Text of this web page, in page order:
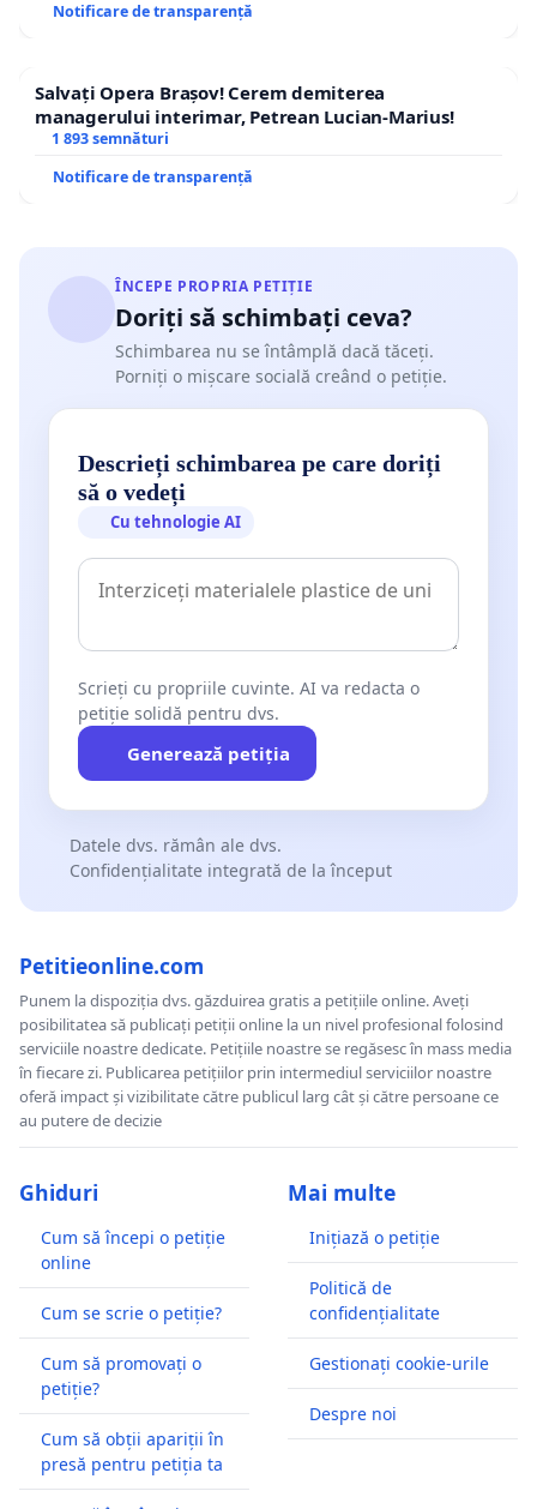
Notificare de transparență
Salvați Opera Brașov! Cerem demiterea
managerului interimar, Petrean Lucian-Marius!
1 893 semnături
Notificare de transparență
ÎNCEPE PROPRIA PETIȚIE
Doriți să schimbați ceva?
Schimbarea nu se întâmplă dacă tăceți.
Porniți o mișcare socială creând o petiție.
Descrieți schimbarea pe care doriți
să o vedeți
Cu tehnologie AI
Scrieți cu propriile cuvinte. AI va redacta o
petiție solidă pentru dvs.
Generează petiția
Datele dvs. rămân ale dvs.
Confidențialitate integrată de la început
Petitieonline.com
Punem la dispoziția dvs. găzduirea gratis a petițiile online. Aveți
posibilitatea să publicați petiții online la un nivel profesional folosind
serviciile noastre dedicate. Petițiile noastre se regăsesc în mass media
în fiecare zi. Publicarea petițiilor prin intermediul serviciilor noastre
oferă impact și vizibilitate către publicul larg cât și către persoane ce
au putere de decizie
Ghiduri
Cum să începi o petiție
online
Cum se scrie o petiție?
Cum să promovați o
petiție?
Cum să obții apariții în
presă pentru petiția ta
Mai multe
Inițiază o petiție
Politică de
confidențialitate
Gestionați cookie-urile
Despre noi